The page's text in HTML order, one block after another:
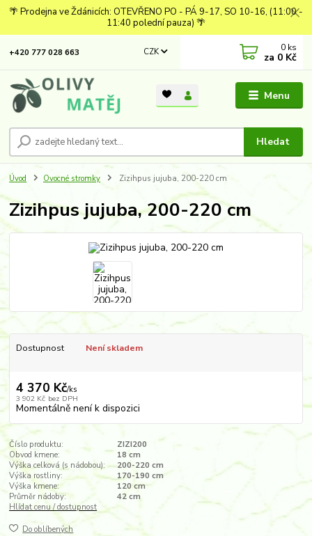
🌴 Prodejna ve Ždánicích: OTEVŘENO PO - PÁ 9-17, SO 10-16, (11:00 -
11:40 polední pauza) 🌴
Menu
CZK
Hledat
+420 777 028 663 0 ks
za 0 Kč
Úvod Ovocné stromky Zizihpus jujuba, 200-220 cm
Zizihpus jujuba, 200-220 cm
Dostupnost Není skladem
4 370 Kč/ks
3 902 Kč bez DPH
Momentálně není k dispozici
Číslo produktu:
ZIZI200
Obvod kmene:
18 cm
Výška celková (s nádobou):
200-220 cm
Výška rostliny:
170-190 cm
Výška kmene:
120 cm
Průměr nádoby:
42 cm
Hlídat cenu / dostupnost
Do oblíbených